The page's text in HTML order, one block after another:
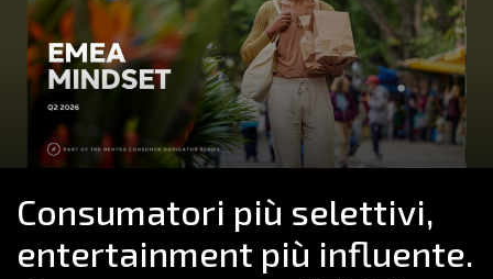
Consumatori più selettivi,
entertainment più influente.